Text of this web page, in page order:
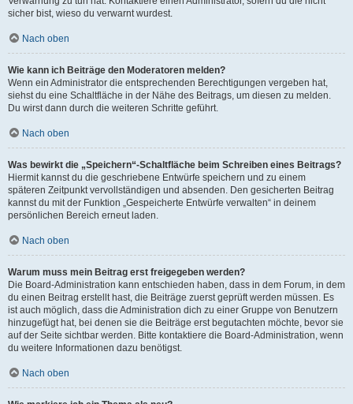
sicher bist, wieso du verwarnt wurdest.
Nach oben
Wie kann ich Beiträge den Moderatoren melden?
Wenn ein Administrator die entsprechenden Berechtigungen vergeben hat,
siehst du eine Schaltfläche in der Nähe des Beitrags, um diesen zu melden.
Du wirst dann durch die weiteren Schritte geführt.
Nach oben
Was bewirkt die „Speichern“-Schaltfläche beim Schreiben eines Beitrags?
Hiermit kannst du die geschriebene Entwürfe speichern und zu einem
späteren Zeitpunkt vervollständigen und absenden. Den gesicherten Beitrag
kannst du mit der Funktion „Gespeicherte Entwürfe verwalten“ in deinem
persönlichen Bereich erneut laden.
Nach oben
Warum muss mein Beitrag erst freigegeben werden?
Die Board-Administration kann entschieden haben, dass in dem Forum, in dem
du einen Beitrag erstellt hast, die Beiträge zuerst geprüft werden müssen. Es
ist auch möglich, dass die Administration dich zu einer Gruppe von Benutzern
hinzugefügt hat, bei denen sie die Beiträge erst begutachten möchte, bevor sie
auf der Seite sichtbar werden. Bitte kontaktiere die Board-Administration, wenn
du weitere Informationen dazu benötigst.
Nach oben